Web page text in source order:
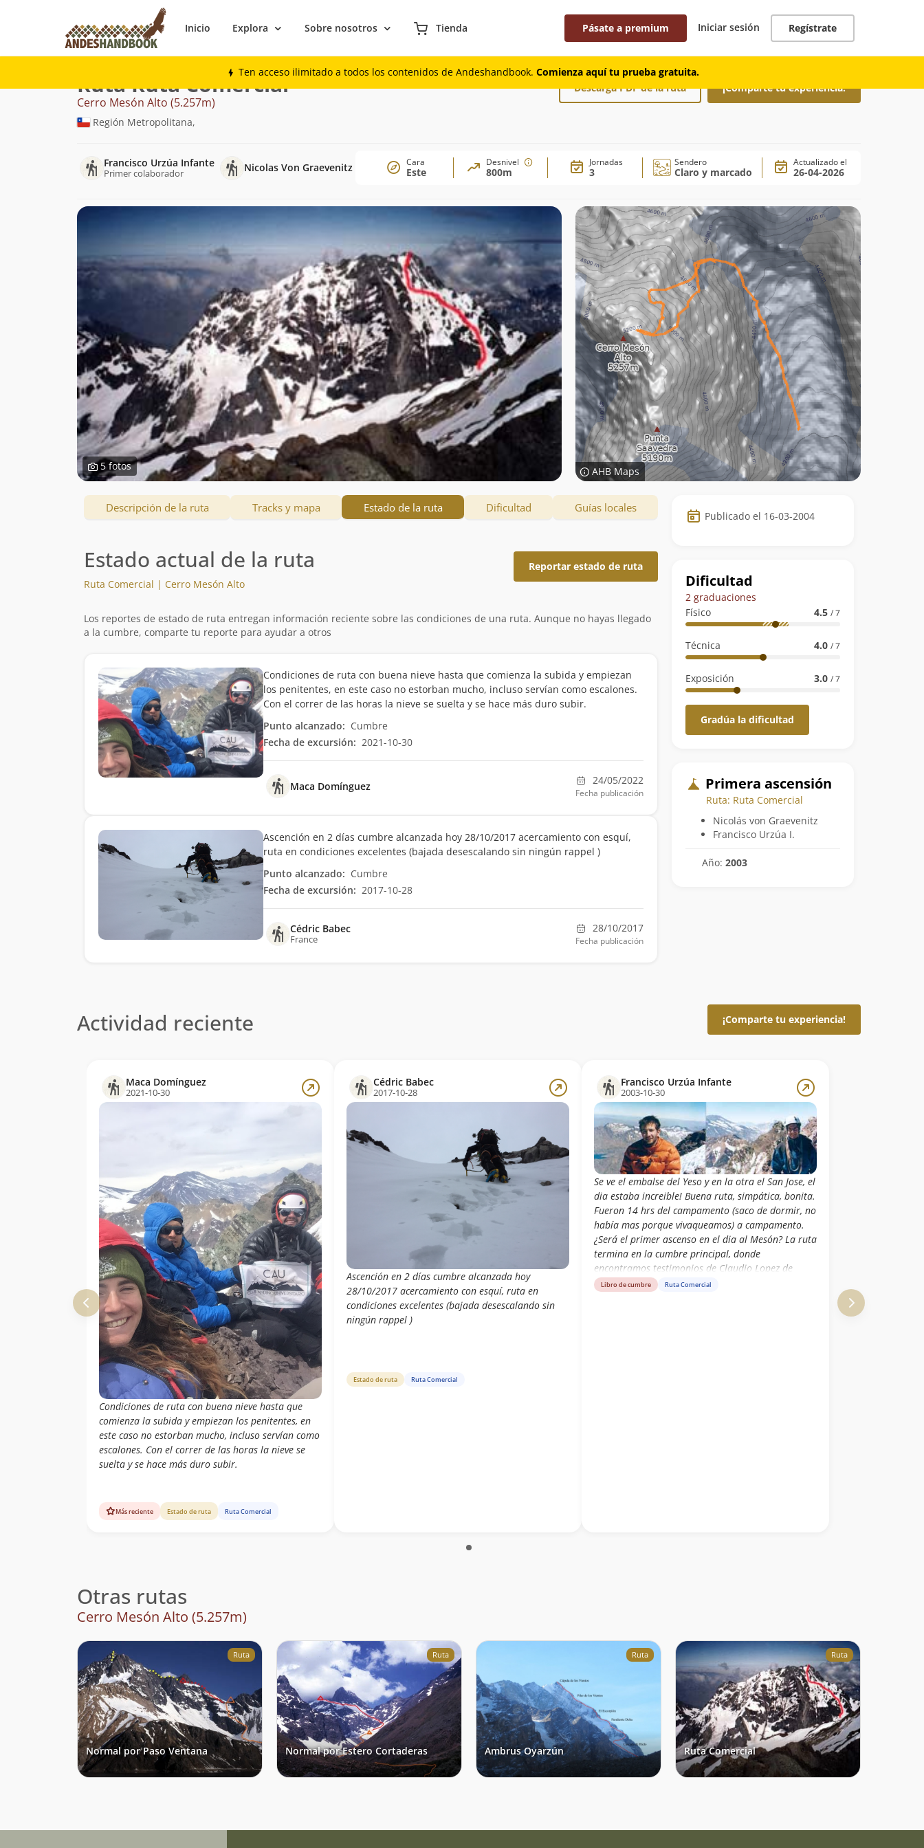
Inicio Explora Sobre nosotros Tienda Pásate a premium Iniciar sesión Regístrate
Ten acceso ilimitado a todos los contenidos de Andeshandbook. Comienza aquí tu prueba gratuita.
Montaña
Ruta Ruta Comercial
Cerro Mesón Alto (5.257m)
Región Metropolitana,
Descarga PDF de la ruta ¡Comparte tu experiencia!
Francisco Urzúa Infante
Primer colaborador Nicolas Von Graevenitz Cara
Este
Desnivel
800m
Jornadas
3
Sendero
Claro y marcado
Actualizado el
26-04-2026
5 fotos AHB Maps
Datos
de
ruta
Publicado el 16-03-2004
Dificultad
2 graduaciones
Físico
4.5 / 7
Técnica 4.0 / 7
Exposición 3.0 / 7
Gradúa la dificultad
Primera ascensión
Ruta: Ruta Comercial
Nicolás von Graevenitz
Francisco Urzúa I.
Año: 2003
Descripción de la ruta Tracks y mapa Estado de la ruta Dificultad Guías locales
Estado actual de la ruta
Ruta Comercial | Cerro Mesón Alto
Reportar estado de ruta
Los reportes de estado de ruta entregan información reciente sobre las condiciones de una ruta. Aunque no hayas llegado
a la cumbre, comparte tu reporte para ayudar a otros
Condiciones de ruta con buena nieve hasta que comienza la subida y empiezan
los penitentes, en este caso no estorban mucho, incluso servían como escalones.
Con el correr de las horas la nieve se suelta y se hace más duro subir.
Punto alcanzado: Cumbre
Fecha de excursión: 2021-10-30
Maca Domínguez 24/05/2022
Fecha publicación
Ascención en 2 días cumbre alcanzada hoy 28/10/2017 acercamiento con esquí,
ruta en condiciones excelentes (bajada desescalando sin ningún rappel )
Punto alcanzado: Cumbre
Fecha de excursión: 2017-10-28
Cédric Babec
France
28/10/2017
Fecha publicación
Actividad reciente ¡Comparte tu experiencia!
Maca Domínguez
2021-10-30
Condiciones de ruta con buena nieve hasta que
comienza la subida y empiezan los penitentes, en
este caso no estorban mucho, incluso servían como
escalones. Con el correr de las horas la nieve se
suelta y se hace más duro subir.
Más reciente Estado de ruta Ruta Comercial
Cédric Babec
2017-10-28
Ascención en 2 días cumbre alcanzada hoy
28/10/2017 acercamiento con esquí, ruta en
condiciones excelentes (bajada desescalando sin
ningún rappel )
Estado de ruta Ruta Comercial
Francisco Urzúa Infante
2003-10-30
Se ve el embalse del Yeso y en la otra el San Jose, el
dia estaba increible! Buena ruta, simpática, bonita.
Fueron 14 hrs del campamento (saco de dormir, no
había mas porque vivaqueamos) a campamento.
¿Será el primer ascenso en el dia al Mesón? La ruta
termina en la cumbre principal, donde
encontramos testimonios de Claudio Lopez de
Concepcion y de gente de la UC (mono Montt,
Libro de cumbre Ruta Comercial
Otras rutas
Cerro Mesón Alto (5.257m)
Ruta
Normal por Paso Ventana
Ruta
Normal por Estero Cortaderas
Ruta
Ambrus Oyarzún
Ruta
Ruta Comercial